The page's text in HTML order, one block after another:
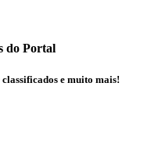
do Portal
e muito mais!